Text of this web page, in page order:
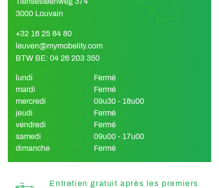
3000 Louvain
+32 16 25 84 80
leuven@mymobelity.com
BTW BE: 04 26 203 350
lundi
Fermé
mardi
Fermé
mercredi
09u30 - 18u00
jeudi
Fermé
vendredi
Fermé
samedi
09u00 - 17u00
dimanche
Fermé
Entretien gratuit après les premiers